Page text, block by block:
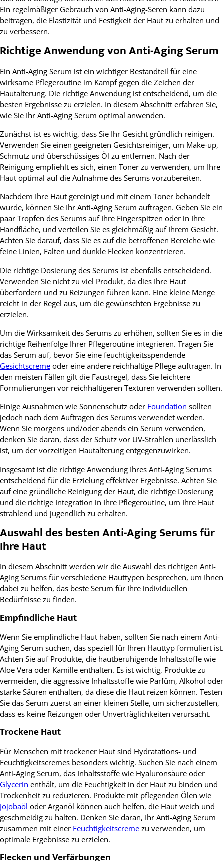
Ein regelmäßiger Gebrauch von Anti-Aging-Seren kann dazu
beitragen, die Elastizität und Festigkeit der Haut zu erhalten und
zu verbessern.
Richtige Anwendung von Anti-Aging Serum
Ein Anti-Aging Serum ist ein wichtiger Bestandteil für eine
wirksame Pflegeroutine im Kampf gegen die Zeichen der
Hautalterung. Die richtige Anwendung ist entscheidend, um die
besten Ergebnisse zu erzielen. In diesem Abschnitt erfahren Sie,
wie Sie Ihr Anti-Aging Serum optimal anwenden.
Zunächst ist es wichtig, dass Sie Ihr Gesicht gründlich reinigen.
Verwenden Sie einen geeigneten Gesichtsreiniger, um Make-up,
Schmutz und überschüssiges Öl zu entfernen. Nach der
Reinigung empfiehlt es sich, einen Toner zu verwenden, um Ihre
Haut optimal auf die Aufnahme des Serums vorzubereiten.
Nachdem Ihre Haut gereinigt und mit einem Toner behandelt
wurde, können Sie Ihr Anti-Aging Serum auftragen. Geben Sie ein
paar Tropfen des Serums auf Ihre Fingerspitzen oder in Ihre
Handfläche, und verteilen Sie es gleichmäßig auf Ihrem Gesicht.
Achten Sie darauf, dass Sie es auf die betroffenen Bereiche wie
feine Linien, Falten und dunkle Flecken konzentrieren.
Die richtige Dosierung des Serums ist ebenfalls entscheidend.
Verwenden Sie nicht zu viel Produkt, da dies Ihre Haut
überfordern und zu Reizungen führen kann. Eine kleine Menge
reicht in der Regel aus, um die gewünschten Ergebnisse zu
erzielen.
Um die Wirksamkeit des Serums zu erhöhen, sollten Sie es in die
richtige Reihenfolge Ihrer Pflegeroutine integrieren. Tragen Sie
das Serum auf, bevor Sie eine feuchtigkeitsspendende
Gesichtscreme oder eine andere reichhaltige Pflege auftragen. In
den meisten Fällen gilt die Faustregel, dass Sie leichtere
Formulierungen vor reichhaltigeren Texturen verwenden sollten.
Einige Ausnahmen wie Sonnenschutz oder Foundation sollten
jedoch nach dem Auftragen des Serums verwendet werden.
Wenn Sie morgens und/oder abends ein Serum verwenden,
denken Sie daran, dass der Schutz vor UV-Strahlen unerlässlich
ist, um der vorzeitigen Hautalterung entgegenzuwirken.
Insgesamt ist die richtige Anwendung Ihres Anti-Aging Serums
entscheidend für die Erzielung effektiver Ergebnisse. Achten Sie
auf eine gründliche Reinigung der Haut, die richtige Dosierung
und die richtige Integration in Ihre Pflegeroutine, um Ihre Haut
strahlend und jugendlich zu erhalten.
Auswahl des besten Anti-Aging Serums für
Ihre Haut
In diesem Abschnitt werden wir die Auswahl des richtigen Anti-
Aging Serums für verschiedene Hauttypen besprechen, um Ihnen
dabei zu helfen, das beste Serum für Ihre individuellen
Bedürfnisse zu finden.
Empfindliche Haut
Wenn Sie empfindliche Haut haben, sollten Sie nach einem Anti-
Aging Serum suchen, das speziell für Ihren Hauttyp formuliert ist.
Achten Sie auf Produkte, die hautberuhigende Inhaltsstoffe wie
Aloe Vera oder Kamille enthalten. Es ist wichtig, Produkte zu
vermeiden, die aggressive Inhaltsstoffe wie Parfüm, Alkohol oder
starke Säuren enthalten, da diese die Haut reizen können. Testen
Sie das Serum zuerst an einer kleinen Stelle, um sicherzustellen,
dass es keine Reizungen oder Unverträglichkeiten verursacht.
Trockene Haut
Für Menschen mit trockener Haut sind Hydratations- und
Feuchtigkeitscremes besonders wichtig. Suchen Sie nach einem
Anti-Aging Serum, das Inhaltsstoffe wie Hyaluronsäure oder
Glycerin enthält, um die Feuchtigkeit in der Haut zu binden und
Trockenheit zu reduzieren. Produkte mit pflegenden Ölen wie
Jojobaöl oder Arganöl können auch helfen, die Haut weich und
geschmeidig zu halten. Denken Sie daran, Ihr Anti-Aging Serum
zusammen mit einer Feuchtigkeitscreme zu verwenden, um
optimale Ergebnisse zu erzielen.
Flecken und Verfärbungen